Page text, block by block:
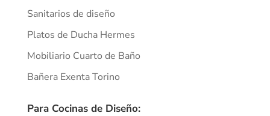
Sanitarios de diseño
Platos de Ducha Hermes
Mobiliario Cuarto de Baño
Bañera Exenta Torino
Para Cocinas de Diseño: